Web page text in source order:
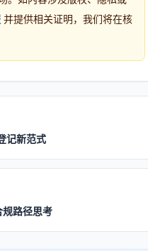
并提供相关证明，我们将在核
记新范式
路径思考